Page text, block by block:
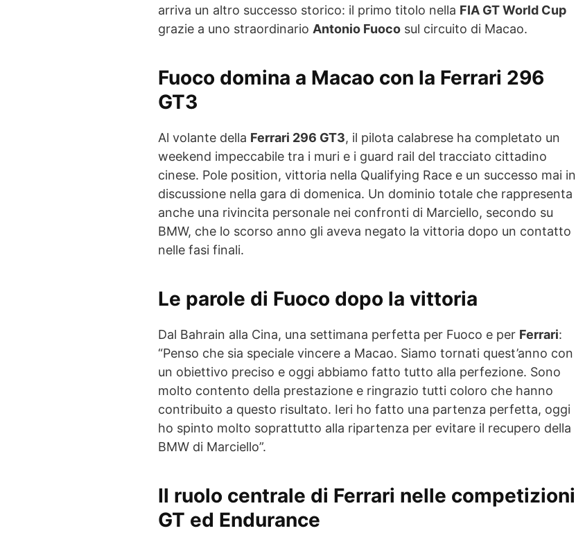
arriva un altro successo storico: il primo titolo nella FIA GT World Cup
grazie a uno straordinario Antonio Fuoco sul circuito di Macao.
Fuoco domina a Macao con la Ferrari 296
GT3
Al volante della Ferrari 296 GT3, il pilota calabrese ha completato un
weekend impeccabile tra i muri e i guard rail del tracciato cittadino
cinese. Pole position, vittoria nella Qualifying Race e un successo mai in
discussione nella gara di domenica. Un dominio totale che rappresenta
anche una rivincita personale nei confronti di Marciello, secondo su
BMW, che lo scorso anno gli aveva negato la vittoria dopo un contatto
nelle fasi finali.
Le parole di Fuoco dopo la vittoria
Dal Bahrain alla Cina, una settimana perfetta per Fuoco e per Ferrari:
“Penso che sia speciale vincere a Macao. Siamo tornati quest’anno con
un obiettivo preciso e oggi abbiamo fatto tutto alla perfezione. Sono
molto contento della prestazione e ringrazio tutti coloro che hanno
contribuito a questo risultato. Ieri ho fatto una partenza perfetta, oggi
ho spinto molto soprattutto alla ripartenza per evitare il recupero della
BMW di Marciello”.
Il ruolo centrale di Ferrari nelle competizioni
GT ed Endurance